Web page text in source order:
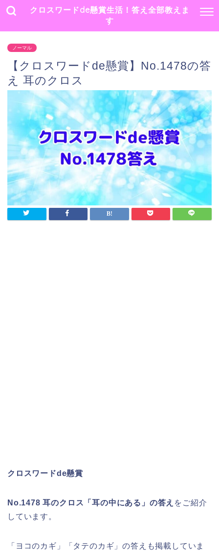
クロスワードde懸賞生活！答え全部教えま
す
ノーマル
【クロスワードde懸賞】No.1478の答
え 耳のクロス
クロスワードde懸賞
No.1478 耳のクロス「耳の中にある」の答え をご紹介
しています。
「ヨコのカギ」「タテのカギ」の答えも掲載していま